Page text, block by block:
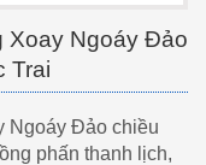
Xoay Ngoáy Đảo
Trai
Ngoáy Đảo chiều
phấn thanh lịch,